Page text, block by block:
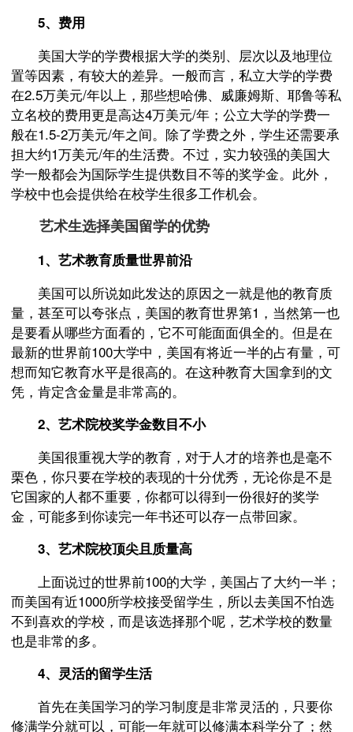
5、费用
美国大学的学费根据大学的类别、层次以及地理位
置等因素，有较大的差异。一般而言，私立大学的学费
在2.5万美元/年以上，那些想哈佛、威廉姆斯、耶鲁等私
立名校的费用更是高达4万美元/年；公立大学的学费一
般在1.5-2万美元/年之间。除了学费之外，学生还需要承
担大约1万美元/年的生活费。不过，实力较强的美国大
学一般都会为国际学生提供数目不等的奖学金。此外，
学校中也会提供给在校学生很多工作机会。
艺术生选择美国留学的优势
1、艺术教育质量世界前沿
美国可以所说如此发达的原因之一就是他的教育质
量，甚至可以夸张点，美国的教育世界第1，当然第一也
是要看从哪些方面看的，它不可能面面俱全的。但是在
最新的世界前100大学中，美国有将近一半的占有量，可
想而知它教育水平是很高的。在这种教育大国拿到的文
凭，肯定含金量是非常高的。
2、艺术院校奖学金数目不小
美国很重视大学的教育，对于人才的培养也是毫不
栗色，你只要在学校的表现的十分优秀，无论你是不是
它国家的人都不重要，你都可以得到一份很好的奖学
金，可能多到你读完一年书还可以存一点带回家。
3、艺术院校顶尖且质量高
上面说过的世界前100的大学，美国占了大约一半；
而美国有近1000所学校接受留学生，所以去美国不怕选
不到喜欢的学校，而是该选择那个呢，艺术学校的数量
也是非常的多。
4、灵活的留学生活
首先在美国学习的学习制度是非常灵活的，只要你
修满学分就可以，可能一年就可以修满本科学分了；然